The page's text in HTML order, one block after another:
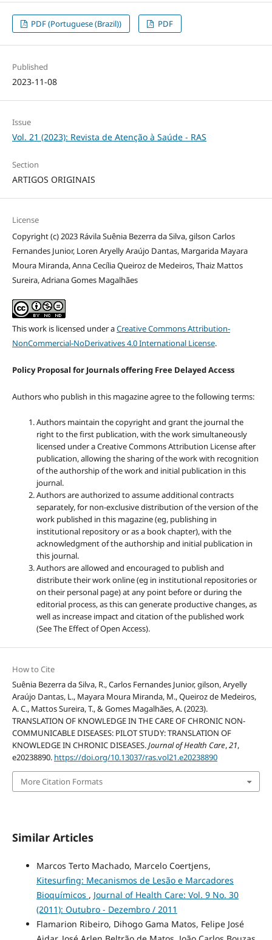
PDF (Portuguese (Brazil)) PDF
Published
2023-11-08
Issue
Vol. 21 (2023): Revista de Atenção à Saúde - RAS
Section
ARTIGOS ORIGINAIS
License
Copyright (c) 2023 Rávila Suênia Bezerra da Silva, gilson Carlos
Fernandes Junior, Loren Aryelly Araújo Dantas, Margarida Mayara
Moura Miranda, Anna Cecília Queiroz de Medeiros, Thaiz Mattos
Sureira, Adriana Gomes Magalhães
This work is licensed under aCreative Commons Attribution-
NonCommercial-NoDerivatives 4.0 International License.
Policy Proposal for Journals offering Free Delayed Access
Authors who publish in this magazine agree to the following terms:
Authors maintain the copyright and grant the journal the
right to the first publication, with the work simultaneously
licensed under a Creative Commons Attribution License after
publication, allowing the sharing of the work with recognition
of the authorship of the work and initial publication in this
journal.
Authors are authorized to assume additional contracts
separately, for non-exclusive distribution of the version of the
work published in this magazine (eg, publishing in
institutional repository or as a book chapter), with the
acknowledgment of the authorship and initial publication in
this journal.
Authors are allowed and encouraged to publish and
distribute their work online (eg in institutional repositories or
on their personal page) at any point before or during the
editorial process, as this can generate productive changes, as
well as increase impact and citation of the published work
(See The Effect of Open Access).
How to Cite
Suênia Bezerra da Silva, R., Carlos Fernandes Junior, gilson, Aryelly
Araújo Dantas, L., Mayara Moura Miranda, M., Queiroz de Medeiros,
A. C., Mattos Sureira, T., & Gomes Magalhães, A. (2023).
TRANSLATION OF KNOWLEDGE IN THE CARE OF CHRONIC NON-
COMMUNICABLE DISEASES: PILOT STUDY: TRANSLATION OF
KNOWLEDGE IN CHRONIC DISEASES.Journal of Health Care,21,
e20238890. https://doi.org/10.13037/ras.vol21.e20238890
More Citation Formats
Similar Articles
Marcos Terto Machado, Marcelo Coertjens,
Kitesurfing: Mecanismos de Lesão e Marcadores
Bioquímicos , Journal of Health Care: Vol. 9 No. 30
(2011): Outubro - Dezembro / 2011
Flamarion Ribeiro, Dihogo Gama Matos, Felipe José